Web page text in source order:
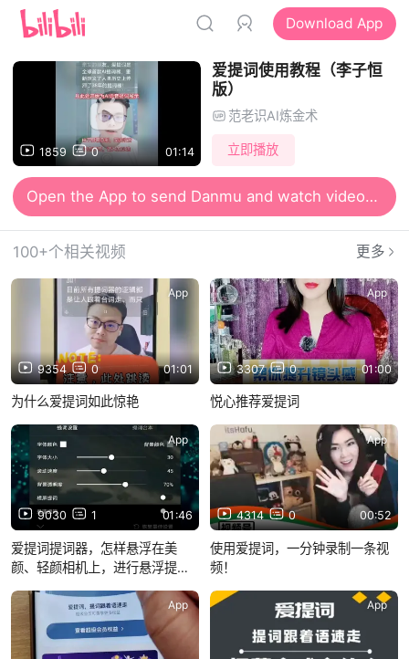
Download App
1859 0 01:14
爱提词使用教程（李子恒
版）
范老识AI炼金术
立即播放
Open the App to send Danmu and watch videos together
100+个相关视频 更多
9354 0 01:01
App
为什么爱提词如此惊艳
3307 0 01:00
App
悦心推荐爱提词
9030 1 01:46
App
爱提词提词器，怎样悬浮在美
颜、轻颜相机上，进行悬浮提
4314 0 00:52
App
使用爱提词，一分钟录制一条视
频！
App App